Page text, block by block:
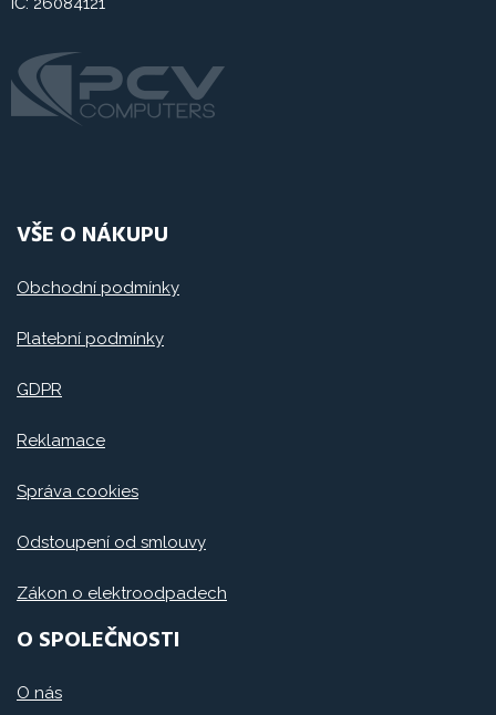
VŠE O NÁKUPU
Obchodní podmínky
Platební podmínky
GDPR
Reklamace
Správa cookies
Odstoupení od smlouvy
Zákon o elektroodpadech
O SPOLEČNOSTI
O nás